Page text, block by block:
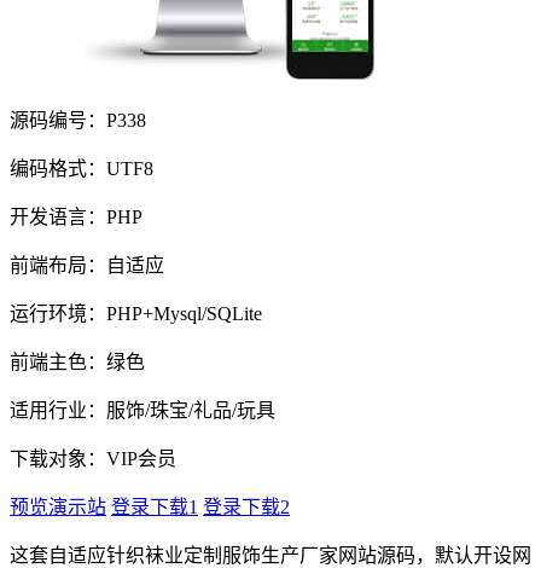
源码编号：P338
编码格式：UTF8
开发语言：PHP
前端布局：自适应
运行环境：PHP+Mysql/SQLite
前端主色：绿色
适用行业：服饰/珠宝/礼品/玩具
下载对象：VIP会员
预览演示站 登录下载1 登录下载2
这套自适应针织袜业定制服饰生产厂家网站源码，默认开设网